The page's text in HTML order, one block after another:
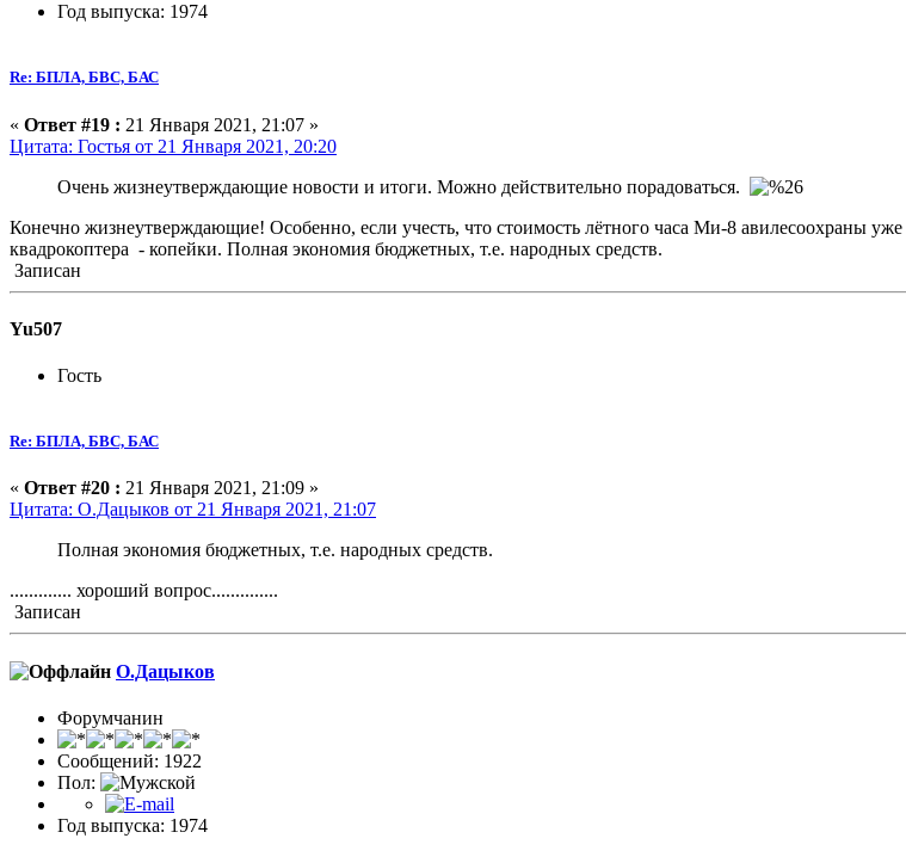
Год выпуска: 1974
Re: БПЛА, БВС, БАС
« Ответ #19 : 21 Января 2021, 21:07 »
Цитата: Гостья от 21 Января 2021, 20:20
Очень жизнеутверждающие новости и итоги. Можно действительно порадоваться.
Конечно жизнеутверждающие! Особенно, если учесть, что стоимость лётного часа Ми-8 авилесоохраны
квадрокоптера - копейки. Полная экономия бюджетных, т.е. народных средств.
Записан
Yu507
Гость
Re: БПЛА, БВС, БАС
« Ответ #20 : 21 Января 2021, 21:09 »
Цитата: О.Дацыков от 21 Января 2021, 21:07
Полная экономия бюджетных, т.е. народных средств.
............. хороший вопрос..............
Записан
О.Дацыков
Форумчанин
Сообщений: 1922
Пол:
Год выпуска: 1974